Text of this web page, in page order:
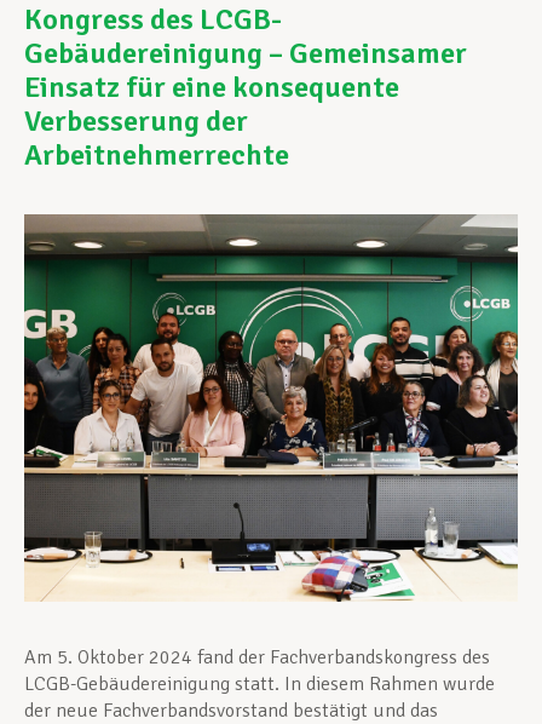
Ihre Rechte
Unterstützung im Privatleben
Berufliche Weiterentwicklung
Mitglied werden
Aktuell
Kongress des LCGB-
Gebäudereinigung – Gemeinsamer
Einsatz für eine konsequente
Verbesserung der
Arbeitnehmerrechte
Am 5. Oktober 2024 fand der Fachverbandskongress des
LCGB-Gebäudereinigung statt. In diesem Rahmen wurde
der neue Fachverbandsvorstand bestätigt und das